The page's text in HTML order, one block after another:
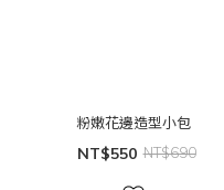
粉嫩花邊造型小包
NT$550 NT$690